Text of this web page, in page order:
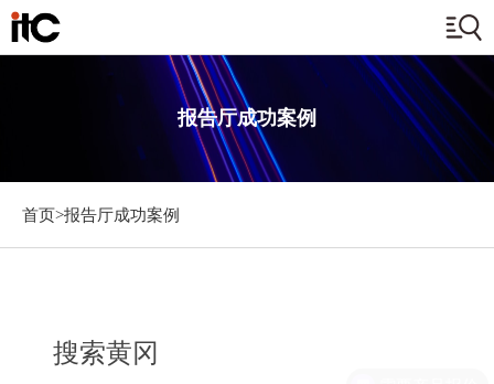
报告厅成功案例
首页>报告厅成功案例
搜索黄冈